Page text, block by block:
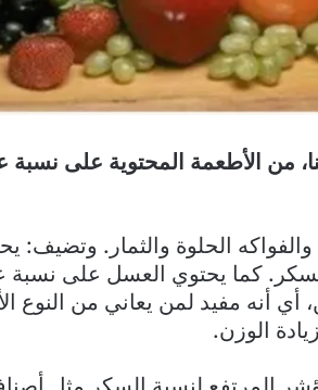
من الأطعمة المحتوية على نسبة
الحلوة والثمار. وتضيف:
كما يحتوي العسل على نسبة
أي أنه مفيد لمن يعاني من النوع
الوزن.